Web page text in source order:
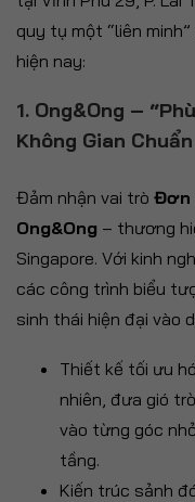
quy tụ một “liên
hiện nay:
1. Ong&Ong –
Không Gian
Đảm nhận vai trò Đơn
Ong&Ong – thương
Singapore. Với kinh
các công trình biểu
sinh thái hiện đại vào
Thiết kế tối ưu
nhiên, đưa gió
vào từng góc
tầng.
Kiến trúc sảnh